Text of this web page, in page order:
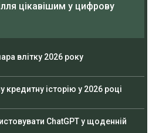
цікавішим у цифрову
влітку 2026 року
кредитну історію у 2026 році
ChatGPT у щоденній